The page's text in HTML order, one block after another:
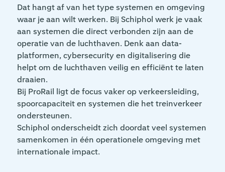
Dat hangt af van het type systemen en omgeving
waar je aan wilt werken. Bij Schiphol werk je vaak
aan systemen die direct verbonden zijn aan de
operatie van de luchthaven. Denk aan data-
platformen, cybersecurity en digitalisering die
helpt om de luchthaven veilig en efficiënt te laten
draaien.
Bij ProRail ligt de focus vaker op verkeersleiding,
spoorcapaciteit en systemen die het treinverkeer
ondersteunen.
Schiphol onderscheidt zich doordat veel systemen
samenkomen in één operationele omgeving met
internationale impact.